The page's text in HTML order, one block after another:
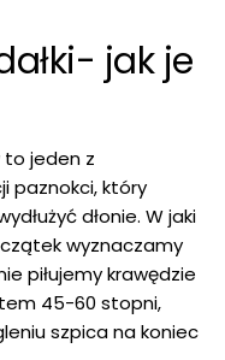
jak je
to jeden z
paznokci, który
dłonie. W jaki
wyznaczamy
piłujemy krawędzie
45-60 stopni,
szpica na koniec